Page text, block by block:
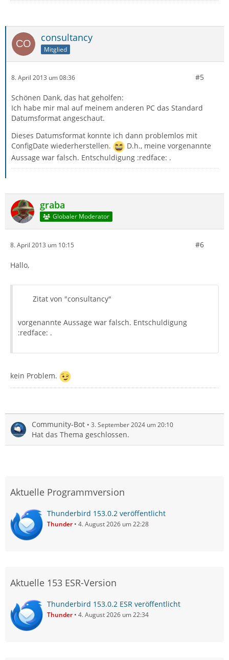
consultancy
Mitglied
8. April 2013 um 08:36 #5
Schönen Dank, das hat geholfen:
Ich habe mir mal auf meinem anderen PC das Standard
Datumsformat angeschaut.
Dieses Datumsformat konnte ich dann problemlos mit
ConfigDate wiederherstellen.
D.h., meine vorgenannte
Aussage war falsch. Entschuldigung :redface: .
graba
Globaler Moderator
8. April 2013 um 10:15 #6
Hallo,
Zitat von "consultancy"
vorgenannte Aussage war falsch. Entschuldigung
:redface: .
kein Problem.
Community-Bot 3. September 2024 um 20:10
Hat das Thema geschlossen.
Aktuelle Programmversion
Thunderbird 153.0.2 veröffentlicht
Thunder 4. August 2026 um 22:28
Aktuelle 153 ESR-Version
Thunderbird 153.0.2 ESR veröffentlicht
Thunder 4. August 2026 um 22:34